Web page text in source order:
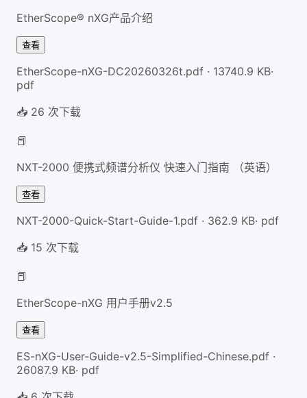
EtherScope® nXG产品介绍
查看
EtherScope-nXG-DC20260326t.pdf · 13740.9 KB·
pdf
📥 26 次下载
📕
NXT-2000 便携式频谱分析仪 快速入门指南 （英语）
查看
NXT-2000-Quick-Start-Guide-1.pdf · 362.9 KB· pdf
📥 15 次下载
📕
EtherScope-nXG 用户手册v2.5
查看
ES-nXG-User-Guide-v2.5-Simplified-Chinese.pdf ·
26087.9 KB· pdf